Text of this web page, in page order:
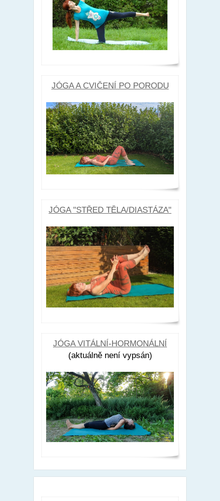
JÓGA A CVIČENÍ PO PORODU
JÓGA "STŘED TĚLA/DIASTÁZA"
JÓGA VITÁLNÍ-HORMONÁLNÍ
(aktuálně není vypsán)